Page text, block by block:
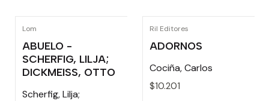
Lom
ABUELO -
SCHERFIG, LILJA;
DICKMEISS, OTTO
Scherfig, Lilja;
Ril Editores
ADORNOS
Cociña, Carlos
$10.201